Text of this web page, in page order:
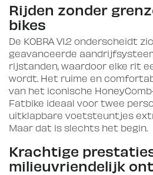
Rijden zonder
bikes
De KOBRA V1.2 onderscheidt
geavanceerde
rijstanden, waardoor elke rit
wordt. Het ruime en
van het iconische
Fatbike ideaal voor twee
uitklapbare voetsteuntjes
Maar dat is slechts het begin.
Krachtige
milieuvriendelijk